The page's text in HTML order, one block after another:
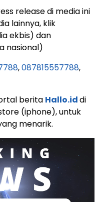
release di media ini
lainnya, klik
ekbis) dan
nasional)
,087815557788,
berita Hallo.iddi
(iphone), untuk
menarik.